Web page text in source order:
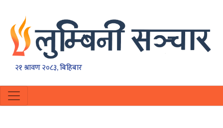
२१ श्रावण २०८३, बिहिबार